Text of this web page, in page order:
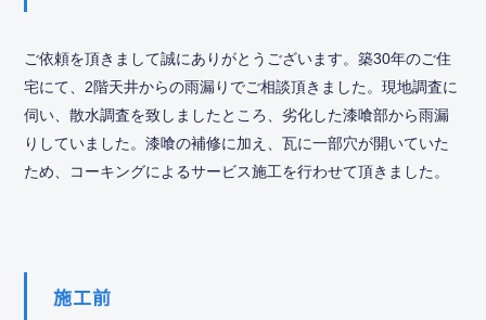
ご依頼を頂きまして誠にありがとうございます。築30年のご住
宅にて、2階天井からの雨漏りでご相談頂きました。現地調査に
伺い、散水調査を致しましたところ、劣化した漆喰部から雨漏
りしていました。漆喰の補修に加え、瓦に一部穴が開いていた
ため、コーキングによるサービス施工を行わせて頂きました。
施工前